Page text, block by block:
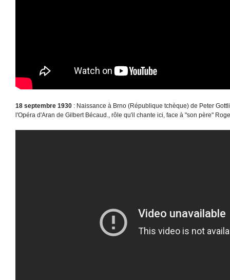
18 septembre 1930 : Naissance à Brno (République tchèque) de Peter
l'Opéra d'Aran de Gilbert Bécaud., rôle qu'il chante ici, face à "son père"